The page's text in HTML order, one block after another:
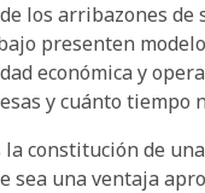
los arribazones
presenten
económica y
y cuánto tiempo
constitución de
una ventaja